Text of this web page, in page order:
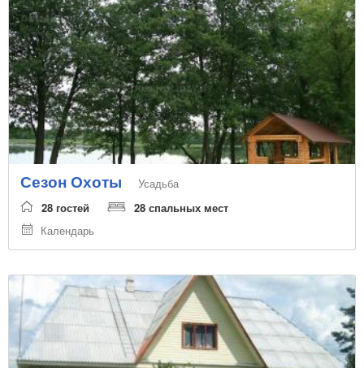
Сезон Охоты
Усадьба
28 гостей
28 спальных мест
Календарь